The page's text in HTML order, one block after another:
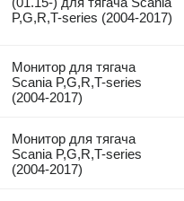
P,G,R,T-series (2004-2017)
Монитор для тягача
Scania P,G,R,T-series
(2004-2017)
Монитор для тягача
Scania P,G,R,T-series
(2004-2017)